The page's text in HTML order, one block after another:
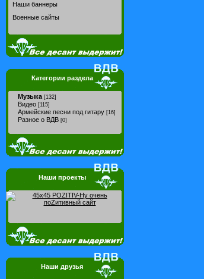
Наши баннеры
Военные сайты
Категории раздела
Музыка [132]
Видео [115]
Армейские песни под гитару [16]
Разное о ВДВ [0]
Наши проекты
Наши друзья